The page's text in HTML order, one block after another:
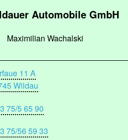
Automobile GmbH
Maximilian Wachalski
11 A
Wildau
75/5 65 90
75/56 59 33